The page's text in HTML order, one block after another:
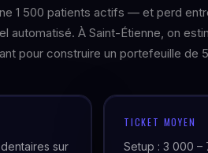
1 500 patients actifs — et perd
automatisé. À Saint-Étienne, on
pour construire un portefeuille de
sur
TICKET MOYEN
Setup : 3 000 –